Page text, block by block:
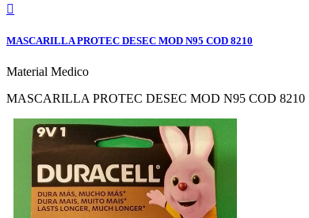

MASCARILLA PROTEC DESEC MOD N95 COD 8210
Material Medico
MASCARILLA PROTEC DESEC MOD N95 COD 8210